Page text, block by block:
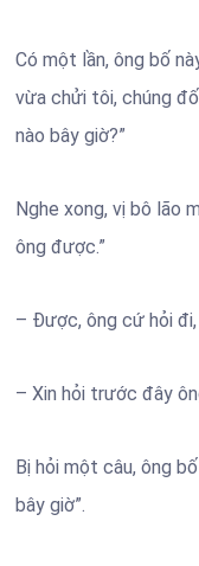
Có một lần, ông bố
vừa chửi tôi, chúng
nào bây giờ?”
Nghe xong, vị bô lão
ông được.”
– Được, ông cứ hỏi
– Xin hỏi trước đây
Bị hỏi một câu, ông
bây giờ”.